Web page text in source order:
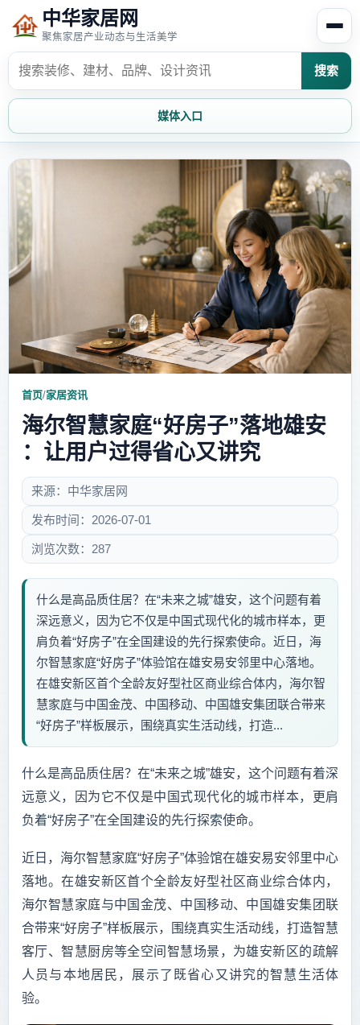
中华家居网
聚焦家居产业动态与生活美学
搜索
媒体入口
家居资讯
家居欣赏
装修设计
家居文化
家装攻略 创意家居
首页/家居资讯
海尔智慧家庭“好房子”落地雄安
：让用户过得省心又讲究
来源：中华家居网
发布时间：2026-07-01
浏览次数：287
什么是高品质住居？在“未来之城”雄安，这个问题有着
深远意义，因为它不仅是中国式现代化的城市样本，更
肩负着“好房子”在全国建设的先行探索使命。近日，海
尔智慧家庭“好房子”体验馆在雄安易安邻里中心落地。
在雄安新区首个全龄友好型社区商业综合体内，海尔智
慧家庭与中国金茂、中国移动、中国雄安集团联合带来
“好房子”样板展示，围绕真实生活动线，打造...
什么是高品质住居？在“未来之城”雄安，这个问题有着深
远意义，因为它不仅是中国式现代化的城市样本，更肩
负着“好房子”在全国建设的先行探索使命。
近日，海尔智慧家庭“好房子”体验馆在雄安易安邻里中心
落地。在雄安新区首个全龄友好型社区商业综合体内，
海尔智慧家庭与中国金茂、中国移动、中国雄安集团联
合带来“好房子”样板展示，围绕真实生活动线，打造智慧
客厅、智慧厨房等全空间智慧场景，为雄安新区的疏解
人员与本地居民，展示了既省心又讲究的智慧生活体
验。